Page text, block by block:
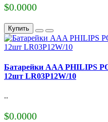
$0.0000
Купить
Батарейки AAA PHILIPS
12шт LR03P12W/10
..
$0.0000